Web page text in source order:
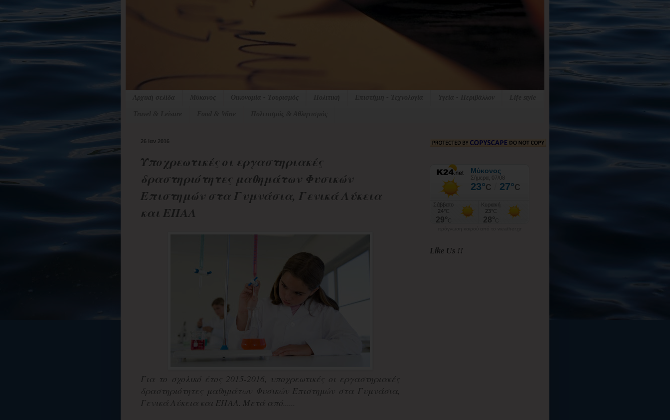
26 Ιαν 2016
Υποχρεωτικές οι εργαστηριακές
δραστηριότητες μαθημάτων Φυσικών
Επιστημών στα Γυμνάσια, Γενικά Λύκεια
και ΕΠΑΛ
Για το σχολικό έτος 2015-2016, υποχρεωτικές οι εργαστηριακές
δραστηριότητες μαθημάτων Φυσικών Επιστημών στα Γυμνάσια,
Γενικά Λύκεια και ΕΠΑΛ. Μετά από......
Like Us !!